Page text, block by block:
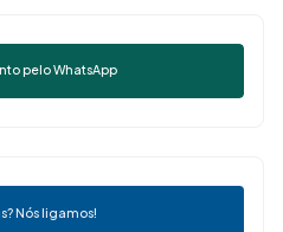
peloWhatsApp
Nós ligamos!